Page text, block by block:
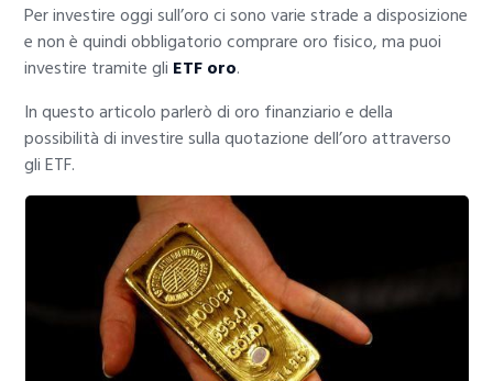
Per investire oggi sull’oro ci sono varie strade a disposizione
e non è quindi obbligatorio comprare oro fisico, ma puoi
investire tramite gli ETF oro.
In questo articolo parlerò di oro finanziario e della
possibilità di investire sulla quotazione dell’oro attraverso
gli ETF.